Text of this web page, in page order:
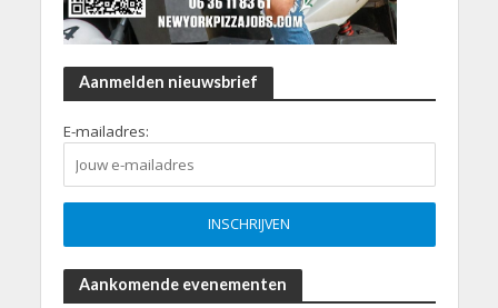
Aanmelden nieuwsbrief
E-mailadres:
Aankomende evenementen